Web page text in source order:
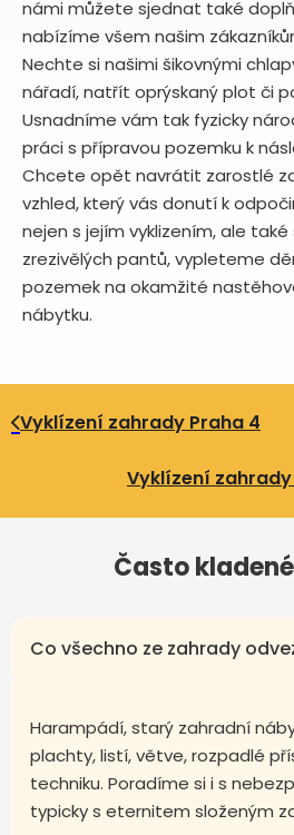
námi můžete sjednat také
nabízíme všem našim
Nechte si našimi šikovnými
nářadí, natřít oprýskaný plot či
Usnadníme vám tak fyzicky
práci s přípravou pozemku k
Chcete opět navrátit zarostlé
vzhled, který vás donutí k
nejen s jejím vyklizením, ale
zrezivělých pantů, vypleteme
pozemek na okamžité
nábytku.
Vyklízení zahrady Praha 4
Vyklízení
Často
Co všechno ze zahrady
Harampádí, starý zahradní
plachty, listí, větve, rozpadlé
techniku. Poradíme si i s
typicky s eternitem složeným